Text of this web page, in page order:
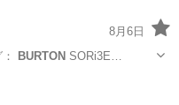
8月6日
BURTONSORi3E…